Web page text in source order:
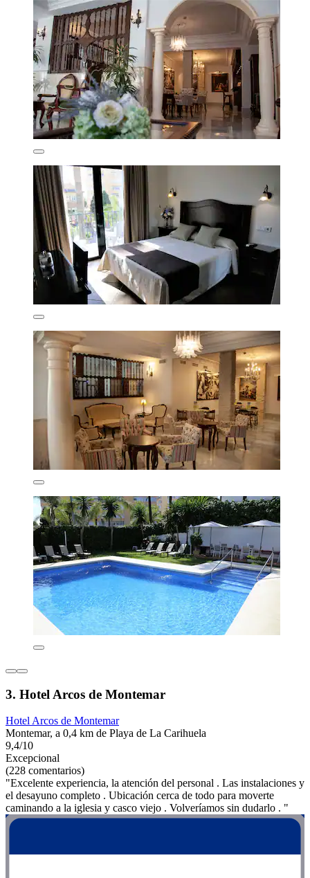
3. Hotel Arcos de Montemar
Hotel Arcos de Montemar
Montemar, a 0,4 km de Playa de La Carihuela
9,4/10
Excepcional
(228 comentarios)
"Excelente experiencia, la atención del personal . Las instalaciones y
el desayuno completo . Ubicación cerca de todo para moverte
caminando a la iglesia y casco viejo . Volveríamos sin dudarlo . "